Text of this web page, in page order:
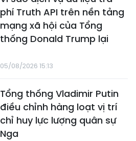
phí Truth API trên nền tảng
mạng xã hội của Tổng
thống Donald Trump lại
05/08/2026 15:13
Tổng thống Vladimir Putin
điều chỉnh hàng loạt vị trí
chỉ huy lực lượng quân sự
Nga